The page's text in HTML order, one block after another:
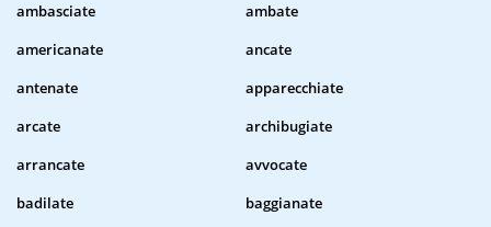
ambasciate
ambate
americanate
ancate
antenate
apparecchiate
arcate
archibugiate
arrancate
avvocate
badilate
baggianate